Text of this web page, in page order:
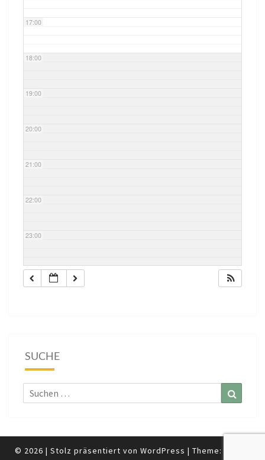
17:00
18:00
19:00
20:00
21:00
22:00
23:00
SUCHE
Suchen
nach:
© 2026 | Stolz präsentiert von WordPress | Theme: